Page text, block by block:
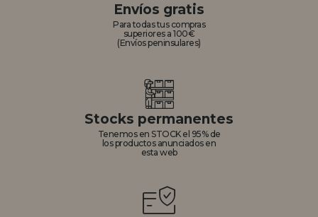
Envíos gratis
Para todas tus compras
superiores a 100€
(Envíos peninsulares)
Stocks permanentes
Tenemos en STOCK el 95% de
los productos anunciados en
esta web